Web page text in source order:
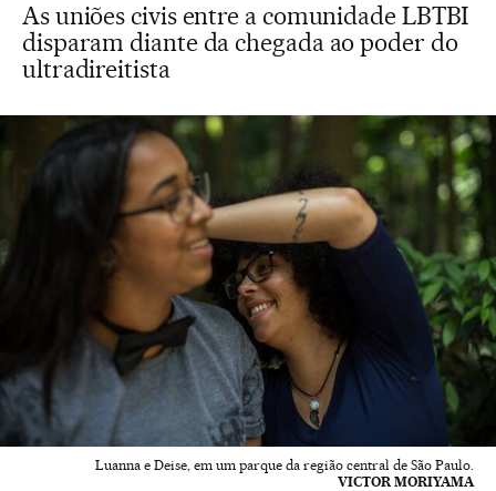
As uniões civis entre a comunidade LBTBI
disparam diante da chegada ao poder do
ultradireitista
Luanna e Deise, em um parque da região central de São Paulo.
VICTOR MORIYAMA